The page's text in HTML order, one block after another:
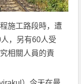
施工路段時，遭
，另有60人受
相關人員的責